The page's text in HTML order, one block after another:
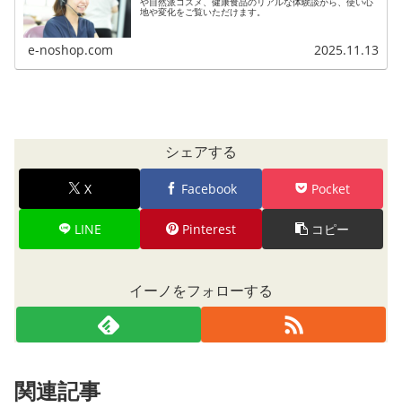
地や変化をご覧いただけます。
e-noshop.com 2025.11.13
シェアする
X Facebook Pocket
LINE Pinterest コピー
イーノをフォローする
関連記事